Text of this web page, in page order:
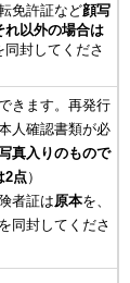
免許証など顔写
れ以外の場合は
同封してくださ
きます。再発行
人確認書類が必
真入りのもので
2点）
者証は原本を、
を同封してくださ